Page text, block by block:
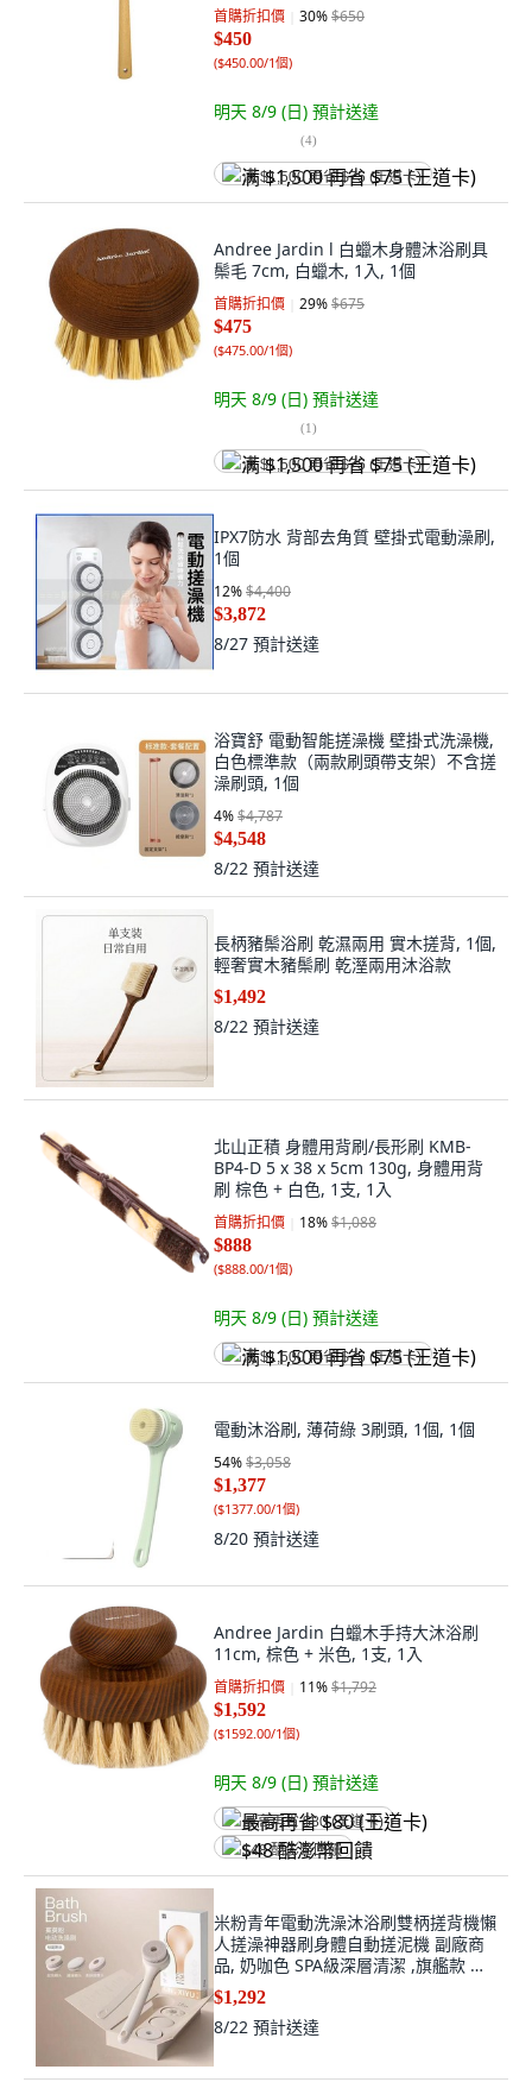
首購折扣價 30%$650
$450
($450.00/1個)
明天 8/9 (日) 預計送達
(4)
满 $1,500 再省 $75 (王道卡)
Andree Jardin l 白蠟木身體沐浴刷具
鬃毛 7cm, 白蠟木, 1入, 1個
首購折扣價 29%$675
$475
($475.00/1個)
明天 8/9 (日) 預計送達
(1)
满 $1,500 再省 $75 (王道卡)
IPX7防水 背部去角質 壁掛式電動澡刷,
1個
12%$4,400
$3,872
8/27 預計送達
浴寶舒 電動智能搓澡機 壁掛式洗澡機,
白色標準款（兩款刷頭帶支架）不含搓
澡刷頭, 1個
4%$4,787
$4,548
8/22 預計送達
長柄豬鬃浴刷 乾濕兩用 實木搓背, 1個,
輕奢實木豬鬃刷 乾溼兩用沐浴款
$1,492
8/22 預計送達
北山正積 身體用背刷/長形刷 KMB-
BP4-D 5 x 38 x 5cm 130g, 身體用背
刷 棕色 + 白色, 1支, 1入
首購折扣價 18%$1,088
$888
($888.00/1個)
明天 8/9 (日) 預計送達
满 $1,500 再省 $75 (王道卡)
電動沐浴刷, 薄荷綠 3刷頭, 1個, 1個
54%$3,058
$1,377
($1377.00/1個)
8/20 預計送達
Andree Jardin 白蠟木手持大沐浴刷
11cm, 棕色 + 米色, 1支, 1入
首購折扣價 11%$1,792
$1,592
($1592.00/1個)
明天 8/9 (日) 預計送達
最高再省 $80 (王道卡)
$48 酷澎幣回饋
米粉青年電動洗澡沐浴刷雙柄搓背機懶
人搓澡神器刷身體自動搓泥機 副廠商
品, 奶咖色 SPA級深層清潔 ,旗艦款 分
體式雙柄款 雙檔動力調節, 1個
$1,292
8/22 預計送達